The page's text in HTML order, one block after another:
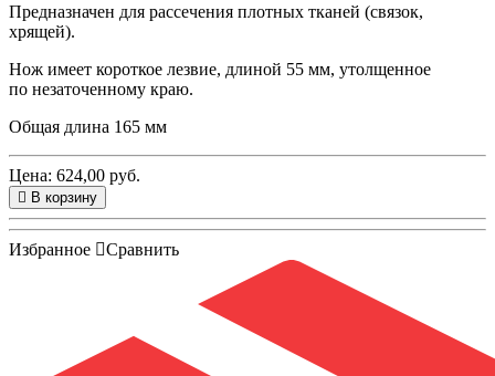
Предназначен для рассечения плотных тканей (связок,
хрящей).
Нож имеет короткое лезвие, длиной 55 мм, утолщенное
по незаточенному краю.
Общая длина 165 мм
Цена: 624,00 руб.
В корзину
Избранное Сравнить